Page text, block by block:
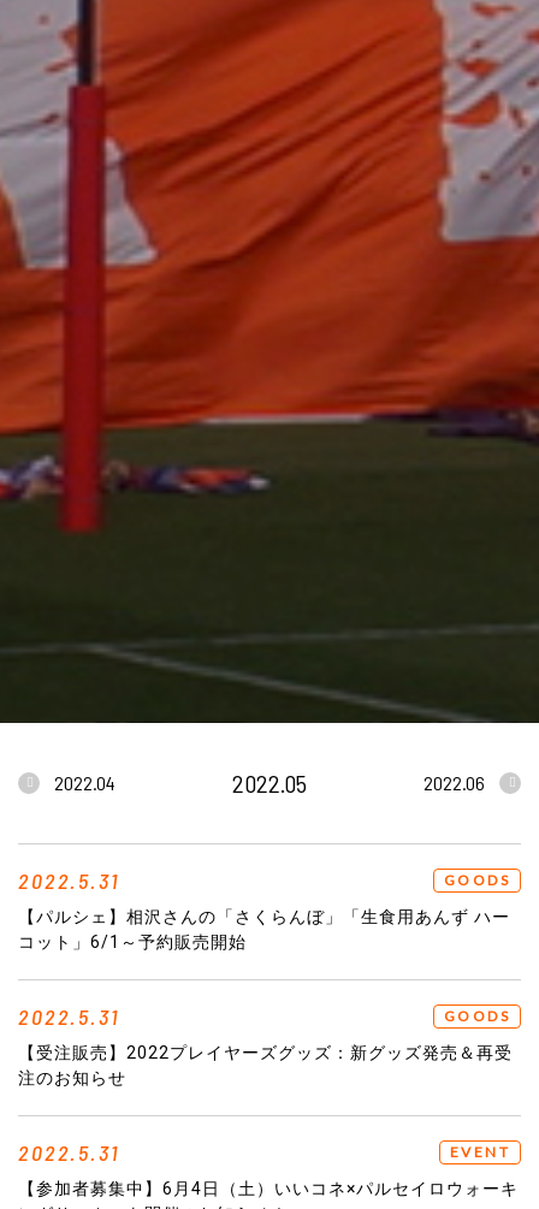
2022.04 2022.05 2022.06
2022.5.31 GOODS
【パルシェ】相沢さんの「さくらんぼ」「生食用あんず ハー
コット」6/1～予約販売開始
2022.5.31 GOODS
【受注販売】2022プレイヤーズグッズ：新グッズ発売＆再受
注のお知らせ
2022.5.31 EVENT
【参加者募集中】6月4日（土）いいコネ×パルセイロウォーキ